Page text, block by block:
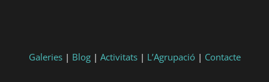
Galeries| Blog| Activitats| L’Agrupació| Contacte